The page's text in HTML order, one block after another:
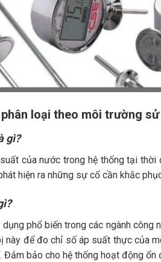
loại theo môi trường
gì?
của nước trong hệ thống tại
hiện ra những sự cố cần khắc
phổ biến trong các ngành công
này để đo chỉ số áp suất thực của
bảo cho hệ thống hoạt động ổn